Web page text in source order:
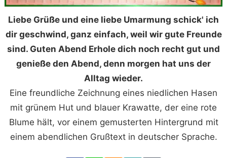
Liebe Grüße und eine liebe Umarmung schick' ich
dir geschwind, ganz einfach, weil wir gute Freunde
sind. Guten Abend Erhole dich noch recht gut und
genieße den Abend, denn morgen hat uns der
Alltag wieder.
Eine freundliche Zeichnung eines niedlichen Hasen
mit grünem Hut und blauer Krawatte, der eine rote
Blume hält, vor einem gemusterten Hintergrund mit
einem abendlichen Grußtext in deutscher Sprache.